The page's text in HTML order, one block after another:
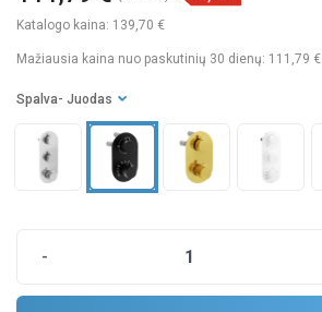
Katalogo kaina: 139,70 €
Mažiausia kaina nuo paskutinių 30 dienų: 111,79 €
Spalva - Juodas
-